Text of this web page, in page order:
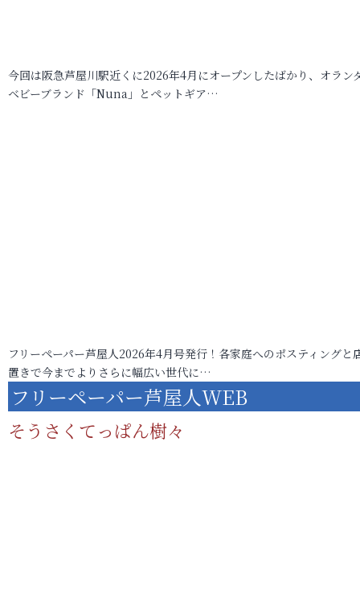
今回は阪急芦屋川駅近くに2026年4月にオープンしたばかり、オラン
ベビーブランド「Nuna」とペットギア…
フリーペーパー芦屋人2026年4月号発行！各家庭へのポスティングと
置きで今までよりさらに幅広い世代に…
フリーペーパー芦屋人WEB
そうさくてっぱん樹々